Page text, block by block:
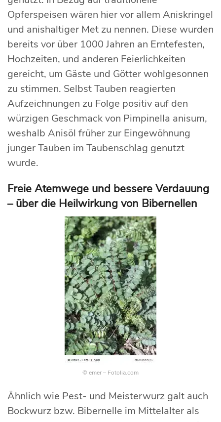
Opferspeisen wären hier vor allem Aniskringel
und anishaltiger Met zu nennen. Diese wurden
bereits vor über 1000 Jahren an Erntefesten,
Hochzeiten, und anderen Feierlichkeiten
gereicht, um Gäste und Götter wohlgesonnen
zu stimmen. Selbst Tauben reagierten
Aufzeichnungen zu Folge positiv auf den
würzigen Geschmack von Pimpinella anisum,
weshalb Anisöl früher zur Eingewöhnung
junger Tauben im Taubenschlag genutzt
wurde.
Freie Atemwege und bessere Verdauung
– über die Heilwirkung von Bibernellen
© emer – Fotolia.com
Ähnlich wie Pest- und Meisterwurz galt auch
Bockwurz bzw. Bibernelle im Mittelalter als